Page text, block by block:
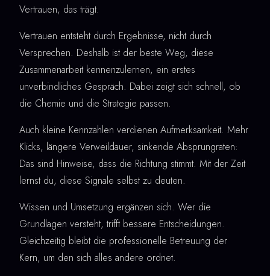
Vertrauen, das trägt.
Vertrauen entsteht durch Ergebnisse, nicht durch
Versprechen. Deshalb ist der beste Weg, diese
Zusammenarbeit kennenzulernen, ein erstes
unverbindliches Gespräch. Dabei zeigt sich schnell, ob
die Chemie und die Strategie passen.
Auch kleine Kennzahlen verdienen Aufmerksamkeit. Mehr
Klicks, längere Verweildauer, sinkende Absprungraten:
Das sind Hinweise, dass die Richtung stimmt. Mit der Zeit
lernst du, diese Signale selbst zu deuten.
Wissen und Umsetzung ergänzen sich. Wer die
Grundlagen versteht, trifft bessere Entscheidungen.
Gleichzeitig bleibt die professionelle Betreuung der
Kern, um den sich alles andere ordnet.